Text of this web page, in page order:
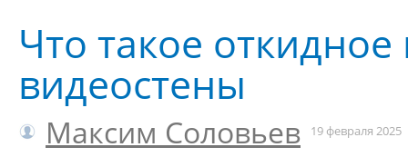
Что такое
видеостены
Максим Соловьев 19 февраля 2025